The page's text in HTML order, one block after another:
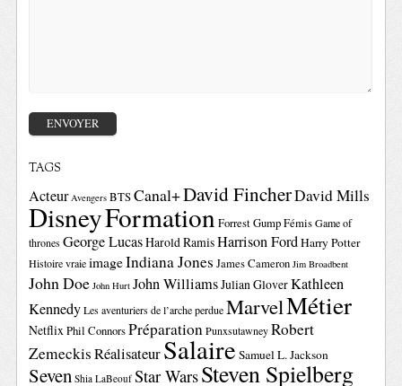
TAGS
Acteur Avengers BTSCanal+David FincherDavid Mills
DisneyFormation Forrest GumpFémis Game of
thrones George LucasHarold RamisHarrison FordHarry Potter
Histoire vraie imageIndiana Jones James Cameron Jim Broadbent
John Doe John Hurt John WilliamsJulian GloverKathleen
Kennedy Les aventuriers de l’arche perdue MarvelMétier
Netflix Phil ConnorsPréparation Punxsutawney Robert
ZemeckisRéalisateurSalaire Samuel L. Jackson
Seven Shia LaBeouf Star WarsSteven Spielberg